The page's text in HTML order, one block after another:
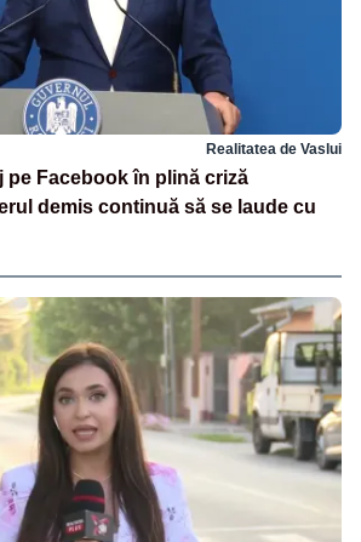
Realitatea de Vaslui
pe Facebook în plină criză
demis continuă să se laude cu